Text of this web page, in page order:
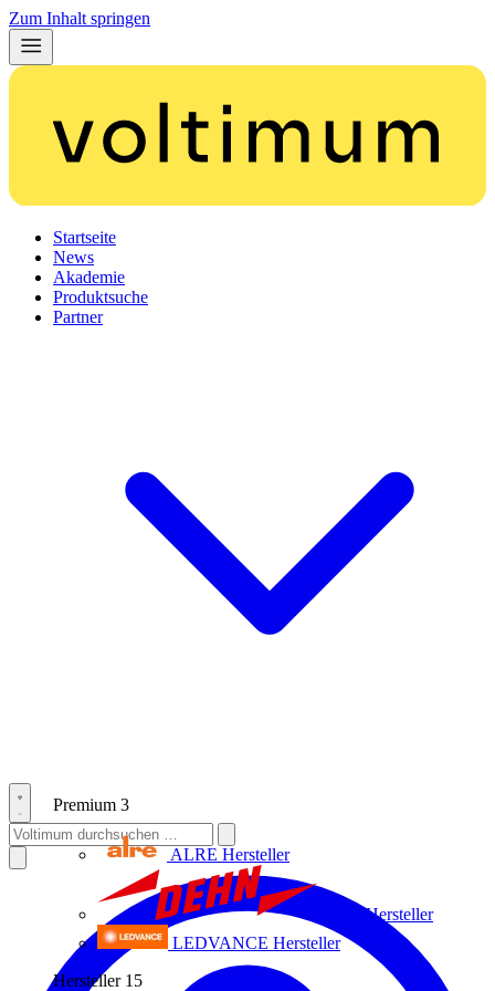
Zum Inhalt springen
Startseite
News
Akademie
Produktsuche
Partner
Premium 3
ALRE Hersteller
Hersteller
LEDVANCE Hersteller
Hersteller 15